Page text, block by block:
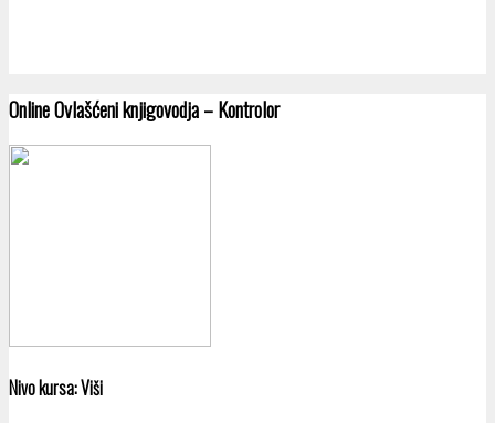
Online Ovlašćeni knjigovodja – Kontrolor
Nivo kursa:Viši